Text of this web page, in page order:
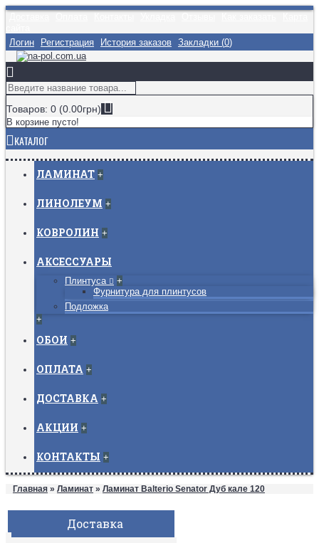
Логин
Регистрация История заказов Закладки (0)
Товаров: 0 (0.00грн)
В корзине пусто!
КАТАЛОГ
ЛАМИНАТ +
ЛИНОЛЕУМ +
КОВРОЛИН +
АКСЕССУАРЫ
Плинтуса
+
Фурнитура для плинтусов
Подложка
+
ОБОИ +
ОПЛАТА +
ДОСТАВКА +
АКЦИИ +
КОНТАКТЫ +
Главная » Ламинат » Ламинат Balterio Senator Дуб кале 120
Доставка